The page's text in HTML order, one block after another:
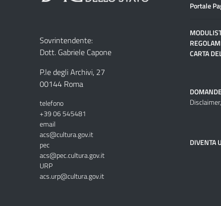
Sovrintendente:
Dott. Gabriele Capone
P.le degli Archivi, 27
00144 Roma
telefono
+39 06 545481
email
acs@cultura.gov.it
pec
acs@pec.cultura.gov.it
URP
acs.urp@cultura.gov.it
Portale
CARTA
DIVENTA